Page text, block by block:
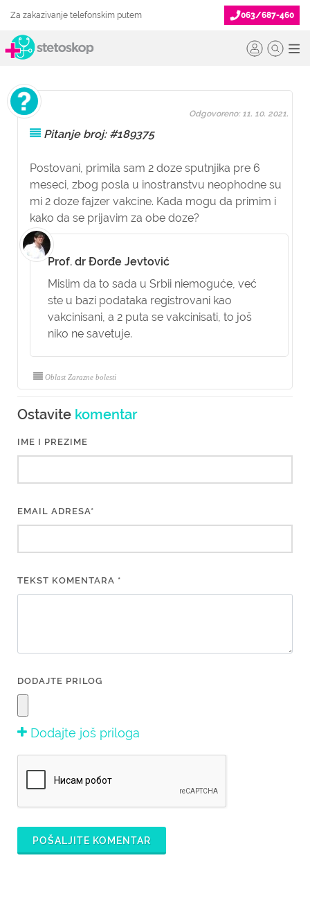
Za zakazivanje telefonskim putem 063/687-460
Pitanje broj: #189375
Postovani, primila sam 2 doze sputnjika pre 6
meseci, zbog posla u inostranstvu neophodne su
mi 2 doze fajzer vakcine. Kada mogu da primim i
kako da se prijavim za obe doze?
Odgovoreno: 11. 10. 2021.
Prof. dr Đorđe Jevtović
Mislim da to sada u Srbii niemoguće, već
ste u bazi podataka registrovani kao
vakcinisani, a 2 puta se vakcinisati, to još
niko ne savetuje.
Oblast Zarazne bolesti
Ostavite komentar
IME I PREZIME
EMAIL ADRESA*
TEKST KOMENTARA *
DODAJTE PRILOG
Dodajte još priloga
POŠALJITE KOMENTAR